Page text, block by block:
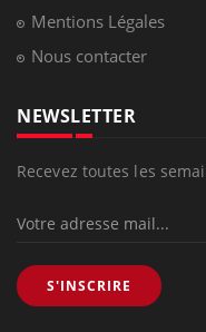
Mentions Légales
Nous contacter
NEWSLETTER
Recevez toutes les
S'INSCRIRE